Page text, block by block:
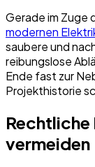
Gerade im Zuge
modernen
saubere und
reibungslose
Ende fast zur
Projekthistorie
vermeiden